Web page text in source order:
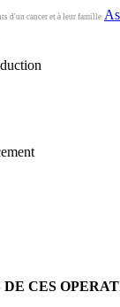
d'un cancer et à leur famille
CES